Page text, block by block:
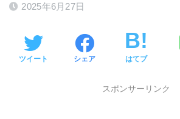
2025年6月27日
ツイート シェア はてブ
スポンサーリンク